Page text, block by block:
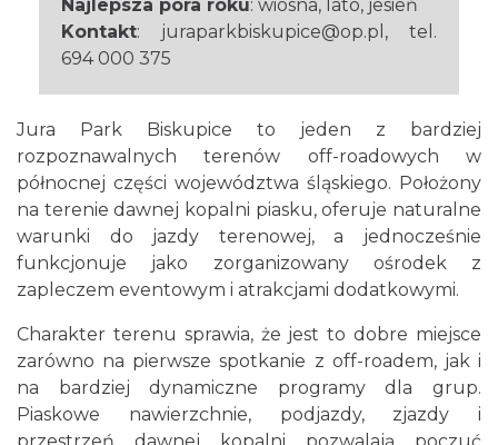
Najlepsza pora roku: wiosna, lato, jesień
Kontakt: juraparkbiskupice@op.pl, tel.
694 000 375
Jura Park Biskupice to jeden z bardziej
rozpoznawalnych terenów off-roadowych w
północnej części województwa śląskiego. Położony
na terenie dawnej kopalni piasku, oferuje naturalne
warunki do jazdy terenowej, a jednocześnie
funkcjonuje jako zorganizowany ośrodek z
zapleczem eventowym i atrakcjami dodatkowymi.
Charakter terenu sprawia, że jest to dobre miejsce
zarówno na pierwsze spotkanie z off-roadem, jak i
na bardziej dynamiczne programy dla grup.
Piaskowe nawierzchnie, podjazdy, zjazdy i